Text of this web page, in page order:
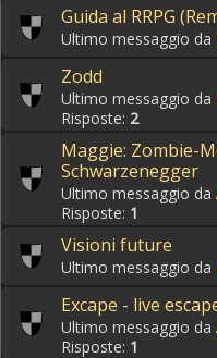
Guida al RRPG
Ultimo messaggio da
Zodd
Ultimo messaggio da
Risposte: 2
Maggie: Zombie-
Schwarzenegger
Ultimo messaggio da
Risposte: 1
Visioni future
Ultimo messaggio da
Excape - live
Ultimo messaggio da
Risposte: 1